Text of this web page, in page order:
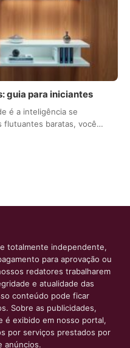
guia para iniciantes
é a inteligência se
flutuantes baratas, você…
totalmente independente,
para aprovação ou
redatores trabalharem
e atualidade das
conteúdo pode ficar
Sobre as publicidades,
é exibido em nosso portal,
por serviços prestados por
anúncios.